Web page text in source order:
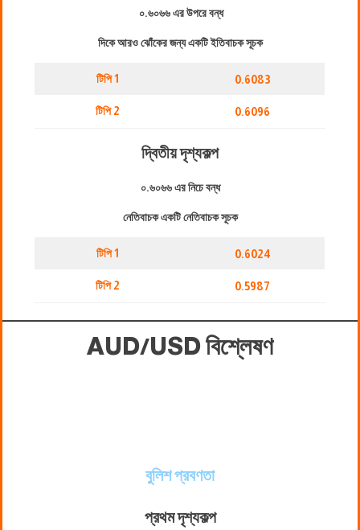
০.৬০৬৬ এর উপরে বন্ধ
দিকে আরও ঝোঁকের জন্য একটি ইতিবাচক সূচক
টিপি 1 0.6083
টিপি 2 0.6096
দ্বিতীয় দৃশ্যকল্প
০.৬০৬৬ এর নিচে বন্ধ
নেতিবাচক একটি নেতিবাচক সূচক
টিপি 1 0.6024
টিপি 2 0.5987
AUD/USD বিশ্লেষণ
বুলিশ প্রবণতা
প্রথম দৃশ্যকল্প